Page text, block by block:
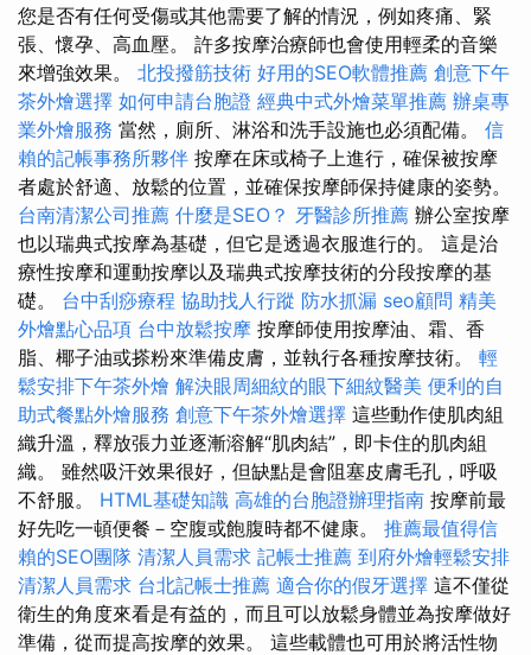
您是否有任何受傷或其他需要了解的情況，例如疼痛、緊
張、懷孕、高血壓。 許多按摩治療師也會使用輕柔的音樂
來增強效果。 北投撥筋技術 好用的SEO軟體推薦 創意下午
茶外燴選擇 如何申請台胞證 經典中式外燴菜單推薦 辦桌專
業外燴服務 當然，廁所、淋浴和洗手設施也必須配備。 信
賴的記帳事務所夥伴 按摩在床或椅子上進行，確保被按摩
者處於舒適、放鬆的位置，並確保按摩師保持健康的姿勢。
台南清潔公司推薦 什麼是SEO？ 牙醫診所推薦 辦公室按摩
也以瑞典式按摩為基礎，但它是透過衣服進行的。 這是治
療性按摩和運動按摩以及瑞典式按摩技術的分段按摩的基
礎。 台中刮痧療程 協助找人行蹤 防水抓漏 seo顧問 精美
外燴點心品項 台中放鬆按摩 按摩師使用按摩油、霜、香
脂、椰子油或搽粉來準備皮膚，並執行各種按摩技術。 輕
鬆安排下午茶外燴 解決眼周細紋的眼下細紋醫美 便利的自
助式餐點外燴服務 創意下午茶外燴選擇 這些動作使肌肉組
織升溫，釋放張力並逐漸溶解“肌肉結”，即卡住的肌肉組
織。 雖然吸汗效果很好，但缺點是會阻塞皮膚毛孔，呼吸
不舒服。 HTML基礎知識 高雄的台胞證辦理指南 按摩前最
好先吃一頓便餐－空腹或飽腹時都不健康。 推薦最值得信
賴的SEO團隊 清潔人員需求 記帳士推薦 到府外燴輕鬆安排
清潔人員需求 台北記帳士推薦 適合你的假牙選擇 這不僅從
衛生的角度來看是有益的，而且可以放鬆身體並為按摩做好
準備，從而提高按摩的效果。 這些載體也可用於將活性物